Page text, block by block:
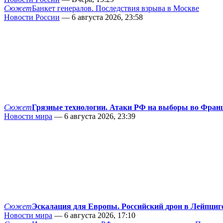
СюжетБанкет генералов. Последствия взрыва в Москве
Новости России — 6 августа 2026, 23:58
СюжетГрязные технологии. Атаки РФ на выборы во
Новости мира — 6 августа 2026, 23:39
СюжетЭскалация для Европы. Российский дрон в
Новости мира — 6 августа 2026, 17:10